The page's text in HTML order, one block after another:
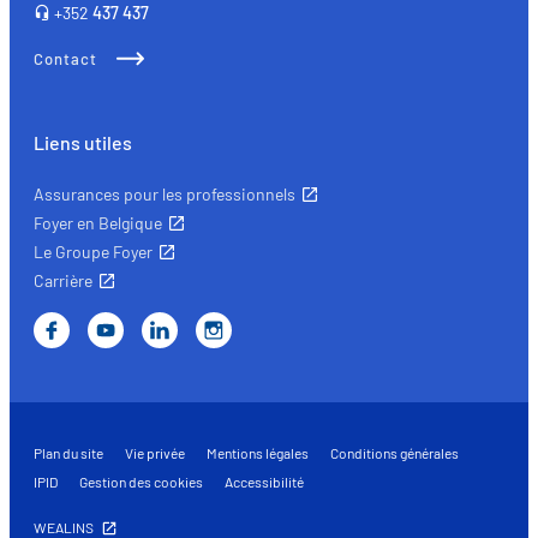
+352 437 437
Contact
Liens utiles
Assurances pour les professionnels
Foyer en Belgique
Le Groupe Foyer
Carrière
Plan du site Vie privée Mentions légales
Conditions générales
IPID
Gestion des cookies Accessibilité
WEALINS